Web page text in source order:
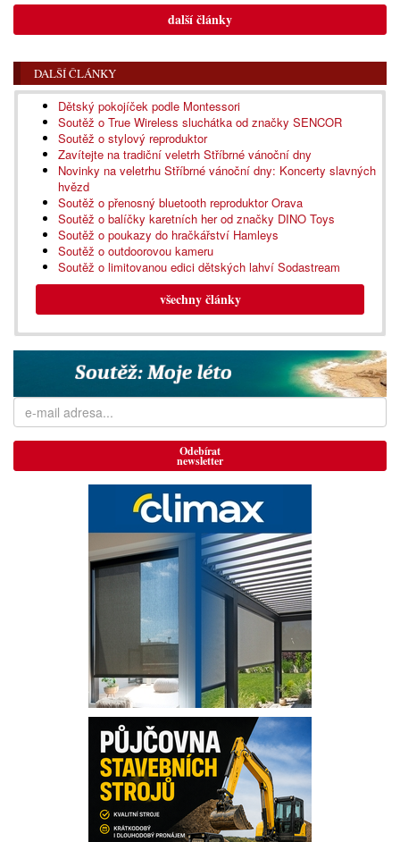
další články
DALŠÍ ČLÁNKY
Dětský pokojíček podle Montessori
Soutěž o True Wireless sluchátka od značky SENCOR
Soutěž o stylový reproduktor
Zavítejte na tradiční veletrh Stříbrné vánoční dny
Novinky na veletrhu Stříbrné vánoční dny: Koncerty slavných
hvězd
Soutěž o přenosný bluetooth reproduktor Orava
Soutěž o balíčky karetních her od značky DINO Toys
Soutěž o poukazy do hračkářství Hamleys
Soutěž o outdoorovou kameru
Soutěž o limitovanou edici dětských lahví Sodastream
všechny články
Odebírat
newsletter